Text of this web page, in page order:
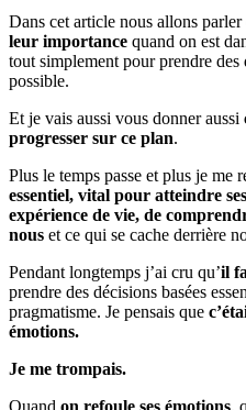
Dans cet article nous allons parler
leur importance quand on est
tout simplement pour prendre des
possible.
Et je vais aussi vous donner aussi
progresser sur ce plan.
Plus le temps passe et plus je me
essentiel, vital pour atteindre
expérience de vie, de
nous et ce qui se cache derrière
Pendant longtemps j’ai cru qu’il
prendre des décisions basées
pragmatisme. Je pensais que
émotions.
Je me trompais.
Quand on refoule ses émotions,